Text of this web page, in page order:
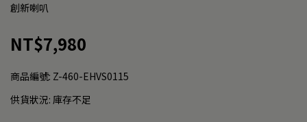
創新喇叭
NT$7,980
商品編號: Z-460-EHVS0115
供貨狀況: 庫存不足